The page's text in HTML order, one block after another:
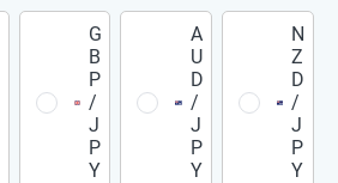
G
B
P
/
J
P
Y
A
U
D
/
J
P
Y
N
Z
D
/
J
P
Y